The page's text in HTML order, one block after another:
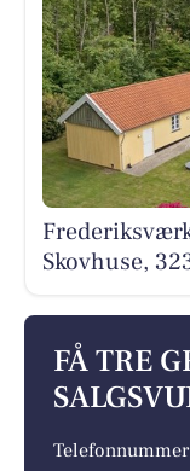
Skovhuse,
FÅ TRE